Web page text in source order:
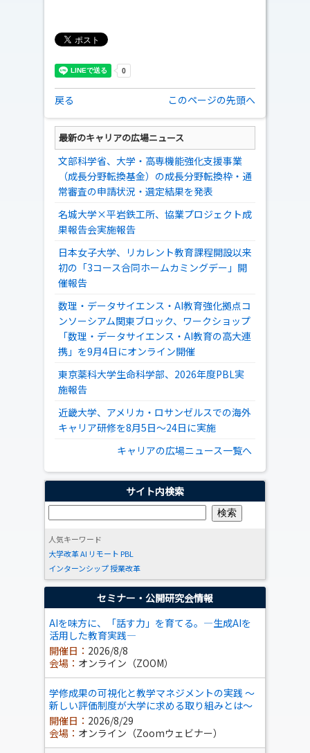
戻る このページの先頭へ
最新のキャリアの広場ニュース
文部科学省、大学・高専機能強化支援事業
（成長分野転換基金）の成長分野転換枠・通
常審査の申請状況・選定結果を発表
名城大学×平岩鉄工所、協業プロジェクト成
果報告会実施報告
日本女子大学、リカレント教育課程開設以来
初の「3コース合同ホームカミングデー」開
催報告
数理・データサイエンス・AI教育強化拠点コ
ンソーシアム関東ブロック、ワークショップ
「数理・データサイエンス・AI教育の高大連
携」を9月4日にオンライン開催
東京薬科大学生命科学部、2026年度PBL実
施報告
近畿大学、アメリカ・ロサンゼルスでの海外
キャリア研修を8月5日～24日に実施
キャリアの広場ニュース一覧へ
サイト内検索
人気キーワード
大学改革AI リモート PBL
インターンシップ授業改革
セミナー・公開研究会情報
AIを味方に、「話す力」を育てる。―生成AIを
活用した教育実践―
開催日： 2026/8/8
会場： オンライン（ZOOM）
学修成果の可視化と教学マネジメントの実践 ～
新しい評価制度が大学に求める取り組みとは～
開催日： 2026/8/29
会場： オンライン（Zoomウェビナー）